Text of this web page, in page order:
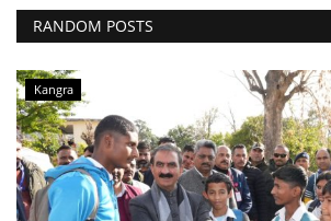
RANDOM POSTS
Kangra